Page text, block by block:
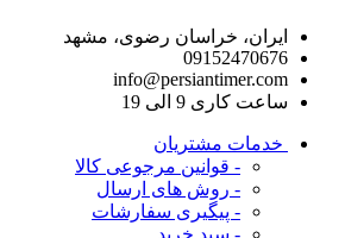
ایران، خراسان رضوی، مشهد
09152470676
info@persiantimer.com
ساعت کاری 9 الی 19
خدمات مشتریان
- قوانین مرجوعی کالا
- روش های ارسال
- پیگیری سفارشات